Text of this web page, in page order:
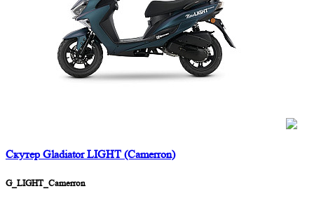
Скутер Gladiator LIGHT (Camerron)
G_LIGHT_Camerron